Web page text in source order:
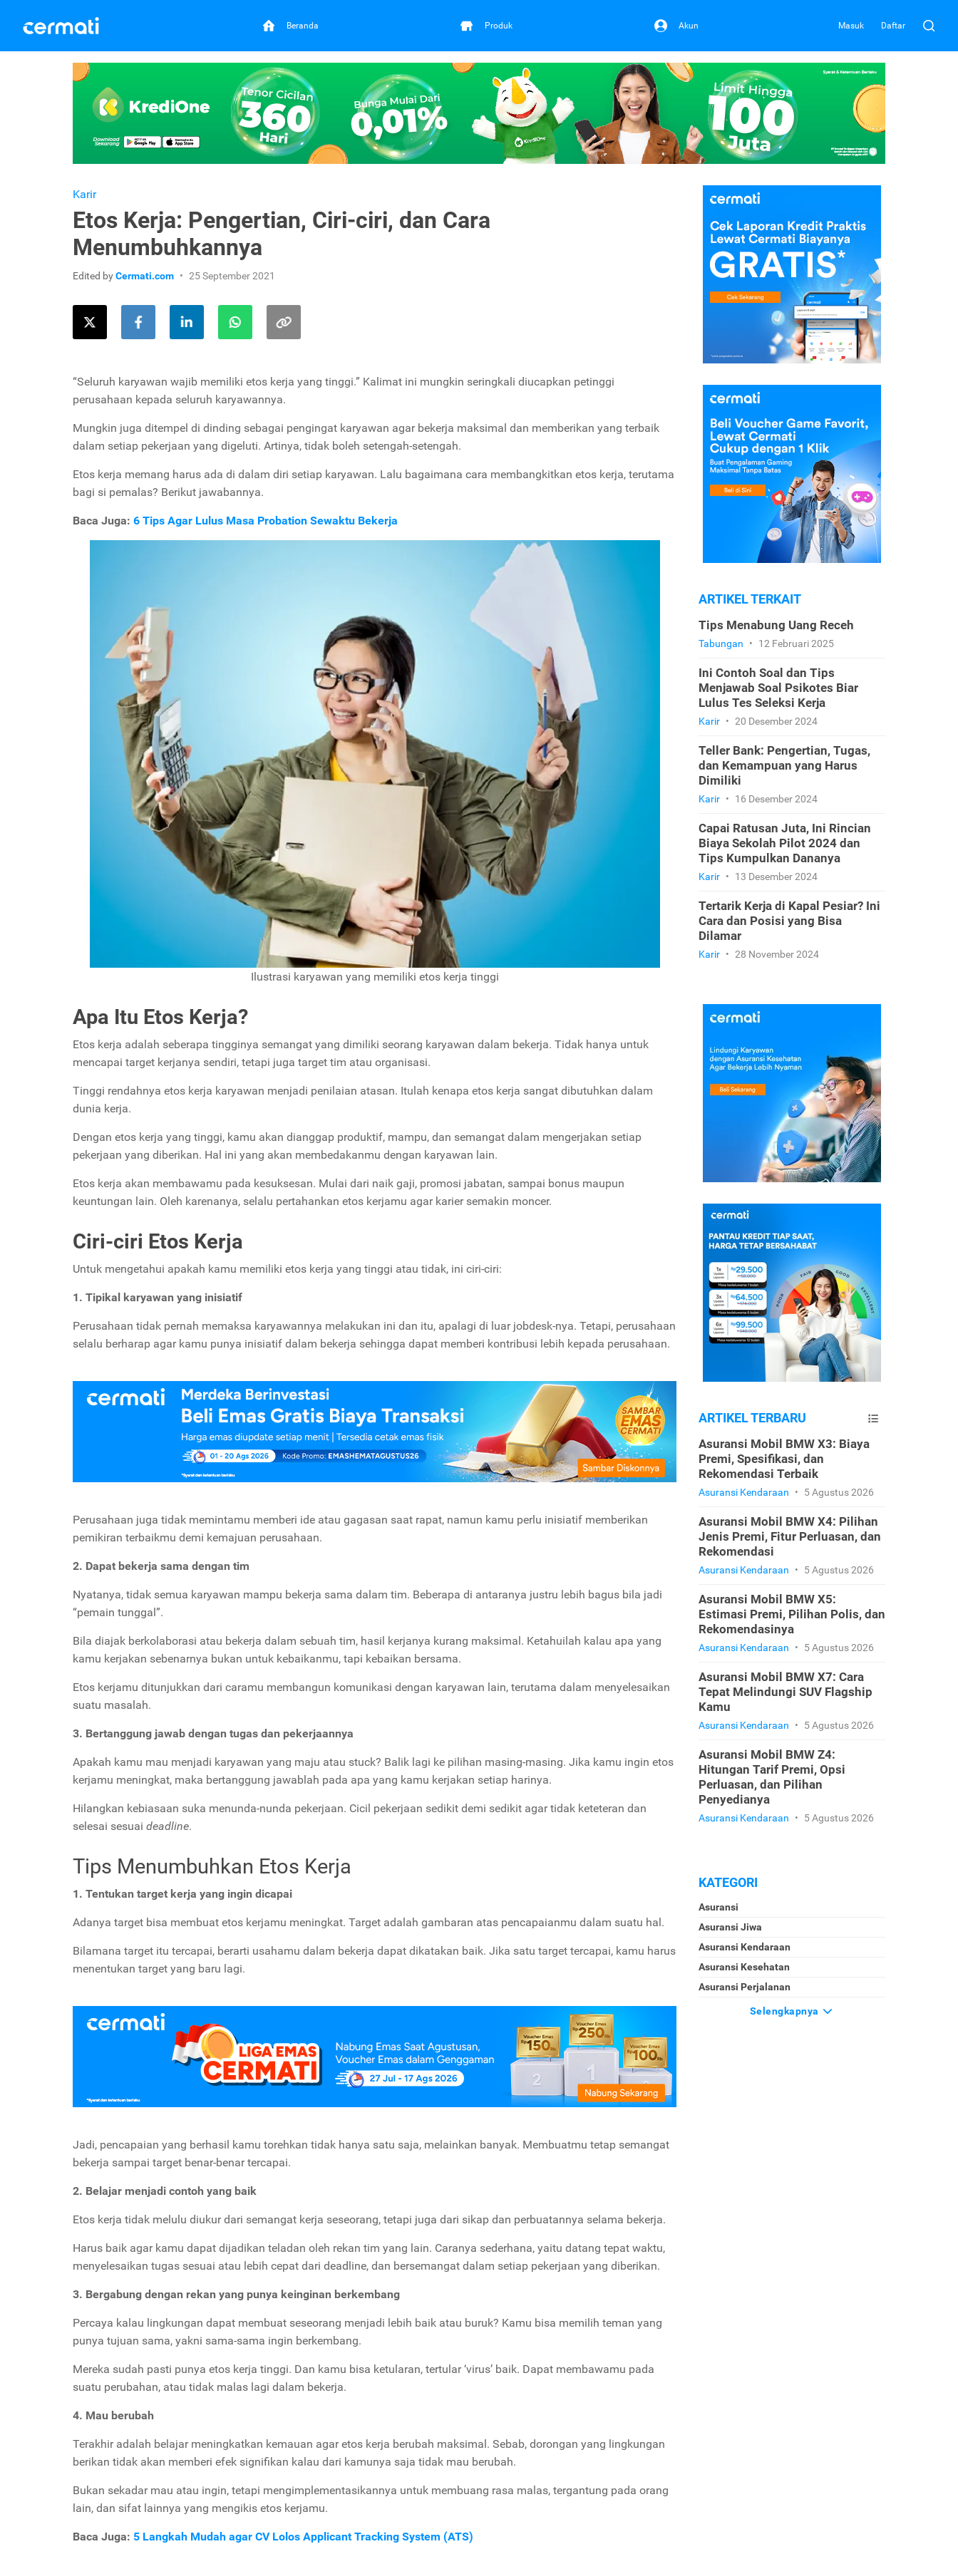
Beranda Produk Akun Masuk Daftar
Karir
Etos Kerja: Pengertian, Ciri-ciri, dan Cara
Menumbuhkannya
Edited byCermati.com 25 September 2021
“Seluruh karyawan wajib memiliki etos kerja yang tinggi.” Kalimat ini mungkin seringkali diucapkan petinggi
perusahaan kepada seluruh karyawannya.
Mungkin juga ditempel di dinding sebagai pengingat karyawan agar bekerja maksimal dan memberikan yang terbaik
dalam setiap pekerjaan yang digeluti. Artinya, tidak boleh setengah-setengah.
Etos kerja memang harus ada di dalam diri setiap karyawan. Lalu bagaimana cara membangkitkan etos kerja, terutama
bagi si pemalas? Berikut jawabannya.
Baca Juga: 6 Tips Agar Lulus Masa Probation Sewaktu Bekerja
Ilustrasi karyawan yang memiliki etos kerja tinggi
Apa Itu Etos Kerja?
Etos kerja adalah seberapa tingginya semangat yang dimiliki seorang karyawan dalam bekerja. Tidak hanya untuk
mencapai target kerjanya sendiri, tetapi juga target tim atau organisasi.
Tinggi rendahnya etos kerja karyawan menjadi penilaian atasan. Itulah kenapa etos kerja sangat dibutuhkan dalam
dunia kerja.
Dengan etos kerja yang tinggi, kamu akan dianggap produktif, mampu, dan semangat dalam mengerjakan setiap
pekerjaan yang diberikan. Hal ini yang akan membedakanmu dengan karyawan lain.
Etos kerja akan membawamu pada kesuksesan. Mulai dari naik gaji, promosi jabatan, sampai bonus maupun
keuntungan lain. Oleh karenanya, selalu pertahankan etos kerjamu agar karier semakin moncer.
Ciri-ciri Etos Kerja
Untuk mengetahui apakah kamu memiliki etos kerja yang tinggi atau tidak, ini ciri-ciri:
1. Tipikal karyawan yang inisiatif
Perusahaan tidak pernah memaksa karyawannya melakukan ini dan itu, apalagi di luar jobdesk-nya. Tetapi, perusahaan
selalu berharap agar kamu punya inisiatif dalam bekerja sehingga dapat memberi kontribusi lebih kepada perusahaan.
Perusahaan juga tidak memintamu memberi ide atau gagasan saat rapat, namun kamu perlu inisiatif memberikan
pemikiran terbaikmu demi kemajuan perusahaan.
2. Dapat bekerja sama dengan tim
Nyatanya, tidak semua karyawan mampu bekerja sama dalam tim. Beberapa di antaranya justru lebih bagus bila jadi
“pemain tunggal”.
Bila diajak berkolaborasi atau bekerja dalam sebuah tim, hasil kerjanya kurang maksimal. Ketahuilah kalau apa yang
kamu kerjakan sebenarnya bukan untuk kebaikanmu, tapi kebaikan bersama.
Etos kerjamu ditunjukkan dari caramu membangun komunikasi dengan karyawan lain, terutama dalam menyelesaikan
suatu masalah.
3. Bertanggung jawab dengan tugas dan pekerjaannya
Apakah kamu mau menjadi karyawan yang maju atau stuck? Balik lagi ke pilihan masing-masing. Jika kamu ingin etos
kerjamu meningkat, maka bertanggung jawablah pada apa yang kamu kerjakan setiap harinya.
Hilangkan kebiasaan suka menunda-nunda pekerjaan. Cicil pekerjaan sedikit demi sedikit agar tidak keteteran dan
selesai sesuai deadline.
Tips Menumbuhkan Etos Kerja
1. Tentukan target kerja yang ingin dicapai
Adanya target bisa membuat etos kerjamu meningkat. Target adalah gambaran atas pencapaianmu dalam suatu hal.
Bilamana target itu tercapai, berarti usahamu dalam bekerja dapat dikatakan baik. Jika satu target tercapai, kamu harus
menentukan target yang baru lagi.
Jadi, pencapaian yang berhasil kamu torehkan tidak hanya satu saja, melainkan banyak. Membuatmu tetap semangat
bekerja sampai target benar-benar tercapai.
2. Belajar menjadi contoh yang baik
Etos kerja tidak melulu diukur dari semangat kerja seseorang, tetapi juga dari sikap dan perbuatannya selama bekerja.
Harus baik agar kamu dapat dijadikan teladan oleh rekan tim yang lain. Caranya sederhana, yaitu datang tepat waktu,
menyelesaikan tugas sesuai atau lebih cepat dari deadline, dan bersemangat dalam setiap pekerjaan yang diberikan.
3. Bergabung dengan rekan yang punya keinginan berkembang
Percaya kalau lingkungan dapat membuat seseorang menjadi lebih baik atau buruk? Kamu bisa memilih teman yang
punya tujuan sama, yakni sama-sama ingin berkembang.
Mereka sudah pasti punya etos kerja tinggi. Dan kamu bisa ketularan, tertular ‘virus’ baik. Dapat membawamu pada
suatu perubahan, atau tidak malas lagi dalam bekerja.
4. Mau berubah
Terakhir adalah belajar meningkatkan kemauan agar etos kerja berubah maksimal. Sebab, dorongan yang lingkungan
berikan tidak akan memberi efek signifikan kalau dari kamunya saja tidak mau berubah.
Bukan sekadar mau atau ingin, tetapi mengimplementasikannya untuk membuang rasa malas, tergantung pada orang
lain, dan sifat lainnya yang mengikis etos kerjamu.
Baca Juga: 5 Langkah Mudah agar CV Lolos Applicant Tracking System (ATS)
ARTIKEL TERKAIT
Tips Menabung Uang Receh
Tabungan • 12 Februari 2025
Ini Contoh Soal dan Tips
Menjawab Soal Psikotes Biar
Lulus Tes Seleksi Kerja
Karir • 20 Desember 2024
Teller Bank: Pengertian, Tugas,
dan Kemampuan yang Harus
Dimiliki
Karir • 16 Desember 2024
Capai Ratusan Juta, Ini Rincian
Biaya Sekolah Pilot 2024 dan
Tips Kumpulkan Dananya
Karir • 13 Desember 2024
Tertarik Kerja di Kapal Pesiar? Ini
Cara dan Posisi yang Bisa
Dilamar
Karir • 28 November 2024
ARTIKEL TERBARU
Asuransi Mobil BMW X3: Biaya
Premi, Spesifikasi, dan
Rekomendasi Terbaik
Asuransi Kendaraan • 5 Agustus 2026
Asuransi Mobil BMW X4: Pilihan
Jenis Premi, Fitur Perluasan, dan
Rekomendasi
Asuransi Kendaraan • 5 Agustus 2026
Asuransi Mobil BMW X5:
Estimasi Premi, Pilihan Polis, dan
Rekomendasinya
Asuransi Kendaraan • 5 Agustus 2026
Asuransi Mobil BMW X7: Cara
Tepat Melindungi SUV Flagship
Kamu
Asuransi Kendaraan • 5 Agustus 2026
Asuransi Mobil BMW Z4:
Hitungan Tarif Premi, Opsi
Perluasan, dan Pilihan
Penyedianya
Asuransi Kendaraan • 5 Agustus 2026
KATEGORI
Asuransi
Asuransi Jiwa
Asuransi Kendaraan
Asuransi Kesehatan
Asuransi Perjalanan
Selengkapnya